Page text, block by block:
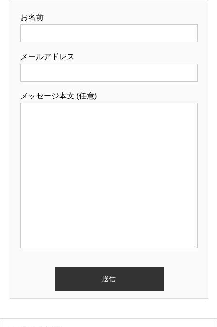
お名前
メールアドレス
メッセージ本文 (任意)